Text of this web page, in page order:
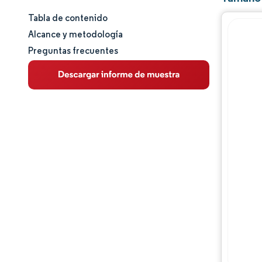
Tamaño y cuota de mercado
Análisis de mercado
Tendencias e ideas
Tabla de contenido
Alcance y metodología
Preguntas frecuentes